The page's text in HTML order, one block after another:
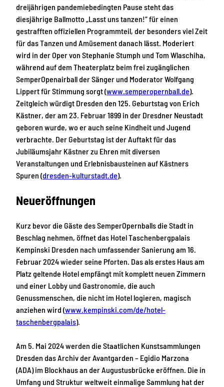
dreijährigen pandemiebedingten Pause steht das
diesjährige Ballmotto „Lasst uns tanzen!“ für einen
gestrafften offiziellen Programmteil, der besonders viel Zeit
für das Tanzen und Amüsement danach lässt. Moderiert
wird in der Oper von Stephanie Stumph und Tom Wlaschiha,
während auf dem Theaterplatz beim frei zugänglichen
SemperOpenairball der Sänger und Moderator Wolfgang
Lippert für Stimmung sorgt (www.semperopernball.de).
Zeitgleich würdigt Dresden den 125. Geburtstag von Erich
Kästner, der am 23. Februar 1899 in der Dresdner Neustadt
geboren wurde, wo er auch seine Kindheit und Jugend
verbrachte. Der Geburtstag ist der Auftakt für das
Jubiläumsjahr Kästner zu Ehren mit diversen
Veranstaltungen und Erlebnisbausteinen auf Kästners
Spuren (dresden-kulturstadt.de).
Neueröffnungen
Kurz bevor die Gäste des SemperOpernballs die Stadt in
Beschlag nehmen, öffnet das Hotel Taschenbergpalais
Kempinski Dresden nach umfassender Sanierung am 16.
Februar 2024 wieder seine Pforten. Das als erstes Haus am
Platz geltende Hotel empfängt mit komplett neuen Zimmern
und einer Lobby und Gastronomie, die auch
Genussmenschen, die nicht im Hotel logieren, magisch
anziehen wird (www.kempinski.com/de/hotel-
taschenbergpalais).
Am 5. Mai 2024 werden die Staatlichen Kunstsammlungen
Dresden das Archiv der Avantgarden – Egidio Marzona
(ADA) im Blockhaus an der Augustusbrücke eröffnen. Die in
Umfang und Struktur weltweit einmalige Sammlung hat der